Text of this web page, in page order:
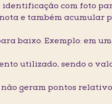
identificação com foto
e também acumular
baixo. Exemplo: em
utilizado, sendo o
não geram pontos